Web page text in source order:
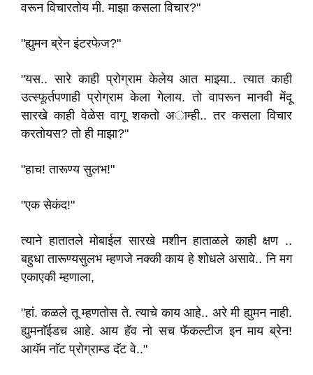
वरून विचारतोय मी. माझा कसला विचार?"
"ह्युमन ब्रेन इंटरफेज?"
"यस.. सारे काही प्रोग्राम केलेय आत माझ्या.. त्यात काही
उत्स्फूर्तपणाही प्रोग्राम केला गेलाय. तो वापरून मानवी मेंदू
सारखे काही वेळेस वागू शकतो अाम्ही.. तर कसला विचार
करतोयस? तो ही माझा?"
"हाच! तारूण्य सुलभ!"
"एक सेकंद!"
त्याने हातातले मोबाईल सारखे मशीन हाताळले काही क्षण ..
बहुधा तारूण्यसुलभ म्हणजे नक्की काय हे शोधले असावे.. नि मग
एकाएकी म्हणाला,
"हां. कळले तू म्हणतोस ते. त्याचे काय आहे.. अरे मी ह्युमन नाही.
ह्युमनाॅईडच आहे. आय हॅव नो सच फॅकल्टीज इन माय ब्रेन!
आयॅम नाॅट प्रोग्राम्ड दॅट वे.."